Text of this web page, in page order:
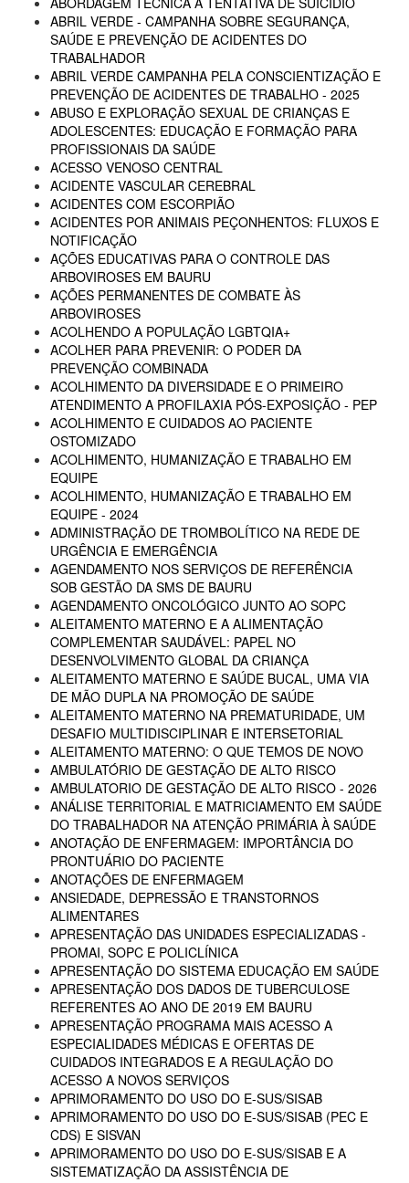
ABRIL VERDE - CAMPANHA SOBRE SEGURANÇA,
SAÚDE E PREVENÇÃO DE ACIDENTES DO
TRABALHADOR
ABRIL VERDE CAMPANHA PELA CONSCIENTIZAÇÃO E
PREVENÇÃO DE ACIDENTES DE TRABALHO - 2025
ABUSO E EXPLORAÇÃO SEXUAL DE CRIANÇAS E
ADOLESCENTES: EDUCAÇÃO E FORMAÇÃO PARA
PROFISSIONAIS DA SAÚDE
ACESSO VENOSO CENTRAL
ACIDENTE VASCULAR CEREBRAL
ACIDENTES COM ESCORPIÃO
ACIDENTES POR ANIMAIS PEÇONHENTOS: FLUXOS E
NOTIFICAÇÃO
AÇÕES EDUCATIVAS PARA O CONTROLE DAS
ARBOVIROSES EM BAURU
AÇÕES PERMANENTES DE COMBATE ÀS
ARBOVIROSES
ACOLHENDO A POPULAÇÃO LGBTQIA+
ACOLHER PARA PREVENIR: O PODER DA
PREVENÇÃO COMBINADA
ACOLHIMENTO DA DIVERSIDADE E O PRIMEIRO
ATENDIMENTO A PROFILAXIA PÓS-EXPOSIÇÃO - PEP
ACOLHIMENTO E CUIDADOS AO PACIENTE
OSTOMIZADO
ACOLHIMENTO, HUMANIZAÇÃO E TRABALHO EM
EQUIPE
ACOLHIMENTO, HUMANIZAÇÃO E TRABALHO EM
EQUIPE - 2024
ADMINISTRAÇÃO DE TROMBOLÍTICO NA REDE DE
URGÊNCIA E EMERGÊNCIA
AGENDAMENTO NOS SERVIÇOS DE REFERÊNCIA
SOB GESTÃO DA SMS DE BAURU
AGENDAMENTO ONCOLÓGICO JUNTO AO SOPC
ALEITAMENTO MATERNO E A ALIMENTAÇÃO
COMPLEMENTAR SAUDÁVEL: PAPEL NO
DESENVOLVIMENTO GLOBAL DA CRIANÇA
ALEITAMENTO MATERNO E SAÚDE BUCAL, UMA VIA
DE MÃO DUPLA NA PROMOÇÃO DE SAÚDE
ALEITAMENTO MATERNO NA PREMATURIDADE, UM
DESAFIO MULTIDISCIPLINAR E INTERSETORIAL
ALEITAMENTO MATERNO: O QUE TEMOS DE NOVO
AMBULATÓRIO DE GESTAÇÃO DE ALTO RISCO
AMBULATORIO DE GESTAÇÃO DE ALTO RISCO - 2026
ANÁLISE TERRITORIAL E MATRICIAMENTO EM SAÚDE
DO TRABALHADOR NA ATENÇÃO PRIMÁRIA À SAÚDE
ANOTAÇÃO DE ENFERMAGEM: IMPORTÂNCIA DO
PRONTUÁRIO DO PACIENTE
ANOTAÇÕES DE ENFERMAGEM
ANSIEDADE, DEPRESSÃO E TRANSTORNOS
ALIMENTARES
APRESENTAÇÃO DAS UNIDADES ESPECIALIZADAS -
PROMAI, SOPC E POLICLÍNICA
APRESENTAÇÃO DO SISTEMA EDUCAÇÃO EM SAÚDE
APRESENTAÇÃO DOS DADOS DE TUBERCULOSE
REFERENTES AO ANO DE 2019 EM BAURU
APRESENTAÇÃO PROGRAMA MAIS ACESSO A
ESPECIALIDADES MÉDICAS E OFERTAS DE
CUIDADOS INTEGRADOS E A REGULAÇÃO DO
ACESSO A NOVOS SERVIÇOS
APRIMORAMENTO DO USO DO E-SUS/SISAB
APRIMORAMENTO DO USO DO E-SUS/SISAB (PEC E
CDS) E SISVAN
APRIMORAMENTO DO USO DO E-SUS/SISAB E A
SISTEMATIZAÇÃO DA ASSISTÊNCIA DE